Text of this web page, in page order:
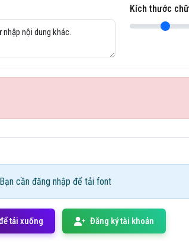
Kích thước
cần đăng nhập để tải font
tải xuống Đăng ký tài khoản